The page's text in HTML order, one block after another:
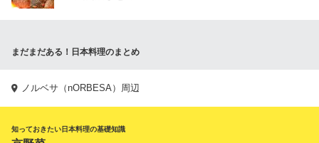
まだまだある！日本料理のまとめ
ノルベサ（nORBESA）周辺
知っておきたい日本料理の基礎知識